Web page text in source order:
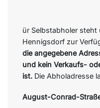
ür Selbstabholer
Hennigsdorf zur
die angegebene
und kein Verkaufs-
ist. Die Abholadresse
August-Conrad-